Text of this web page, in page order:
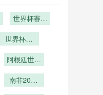
世界杯赛后
踩坏汽车
世界杯伤
星因伤提前
阿根廷世界
南非2026